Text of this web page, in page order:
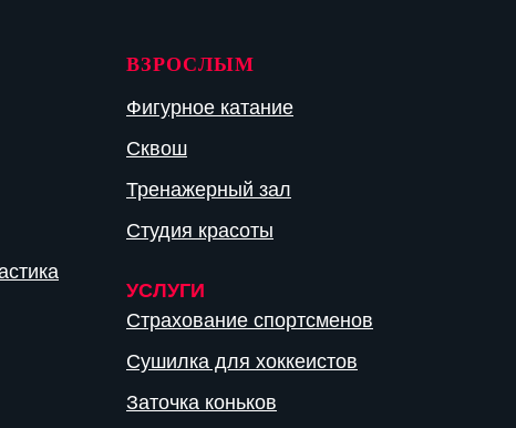
ВЗРОСЛЫМ
Фигурное катание
Сквош
Тренажерный зал
Студия красоты
УСЛУГИ
Страхование спортсменов
Сушилка для хоккеистов
Заточка коньков